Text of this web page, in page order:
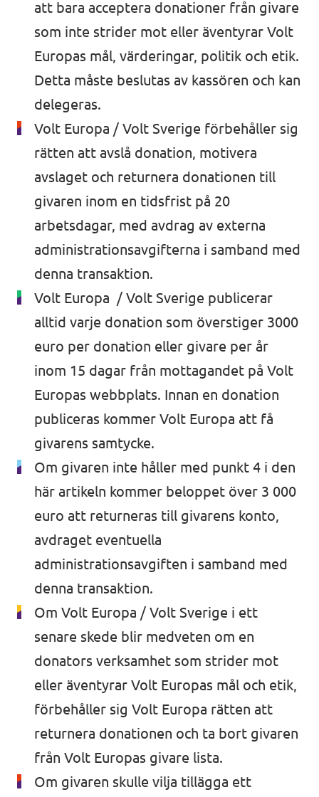
att bara acceptera donationer från givare
som inte strider mot eller äventyrar Volt
Europas mål, värderingar, politik och etik.
Detta måste beslutas av kassören och kan
delegeras.
Volt Europa / Volt Sverige förbehåller sig
rätten att avslå donation, motivera
avslaget och returnera donationen till
givaren inom en tidsfrist på 20
arbetsdagar, med avdrag av externa
administrationsavgifterna i samband med
denna transaktion.
Volt Europa / Volt Sverige publicerar
alltid varje donation som överstiger 3000
euro per donation eller givare per år
inom 15 dagar från mottagandet på Volt
Europas webbplats. Innan en donation
publiceras kommer Volt Europa att få
givarens samtycke.
Om givaren inte håller med punkt 4 i den
här artikeln kommer beloppet över 3 000
euro att returneras till givarens konto,
avdraget eventuella
administrationsavgiften i samband med
denna transaktion.
Om Volt Europa / Volt Sverige i ett
senare skede blir medveten om en
donators verksamhet som strider mot
eller äventyrar Volt Europas mål och etik,
förbehåller sig Volt Europa rätten att
returnera donationen och ta bort givaren
från Volt Europas givare lista.
Om givaren skulle vilja tillägga ett